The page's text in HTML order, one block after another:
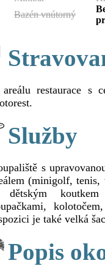
Bazén vnútorný
restaurace s
Služby
s
(minigolf,
koutkem
je také velká
Popis